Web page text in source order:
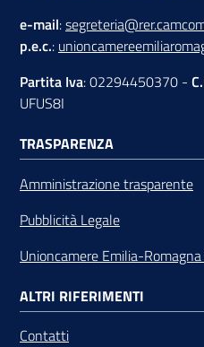
e-mail:
p.e.c.:
Partita Iva: 02294450370 -
UFUS8I
TRASPARENZA
Amministrazione trasparente
Pubblicità Legale
Unioncamere Emilia-
ALTRI RIFERIMENTI
Contatti